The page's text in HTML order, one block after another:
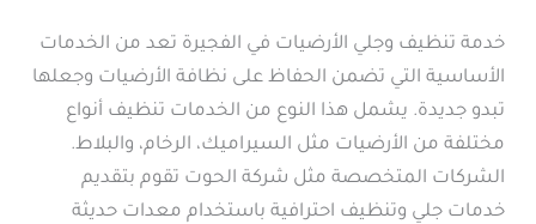
خدمة تنظيف وجلي الأرضيات في الفجيرة تعد من الخدمات
الأساسية التي تضمن الحفاظ على نظافة الأرضيات وجعلها
تبدو جديدة. يشمل هذا النوع من الخدمات تنظيف أنواع
مختلفة من الأرضيات مثل السيراميك، الرخام، والبلاط.
الشركات المتخصصة مثل شركة الحوت تقوم بتقديم
خدمات جلي وتنظيف احترافية باستخدام معدات حديثة